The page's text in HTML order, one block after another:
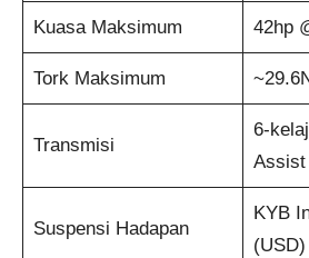
Kuasa Maksimum 42hp
Tork Maksimum
Transmisi
6-
Assist
Suspensi Hadapan
KYB
(USD)